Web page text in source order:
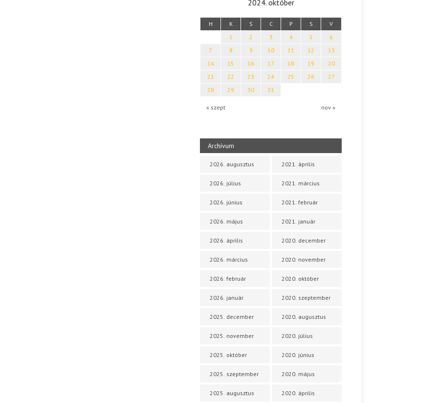
2024. október
H K S C P S V
« szept nov »
1 2 3 4 5
6
7
8 9 10 11 12
13
14
15 16 17 18 19
20
21
22 23 24 25 26
27
28
29 30 31
Archívum
2026. augusztus
2026. július
2026. június
2026. május
2026. április
2026. március
2026. február
2026. január
2025. december
2025. november
2025. október
2025. szeptember
2025. augusztus
2021. április
2021. március
2021. február
2021. január
2020. december
2020. november
2020. október
2020. szeptember
2020. augusztus
2020. július
2020. június
2020. május
2020. április